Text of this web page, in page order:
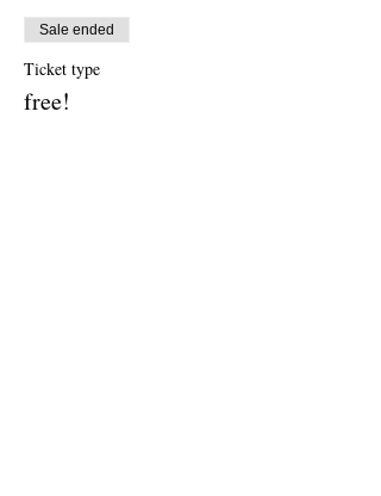
Sale ended
Ticket type
free!